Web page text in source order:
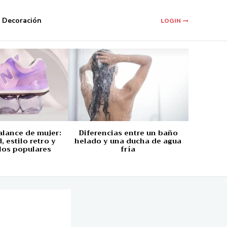
Decoración LOGIN
de mujer:
estilo retro y
populares
Diferencias entre un baño
helado y una ducha de agua
fría